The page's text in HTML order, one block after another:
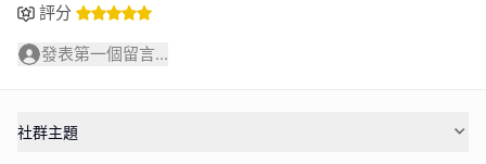
評分
發表第一個留言...
社群主題